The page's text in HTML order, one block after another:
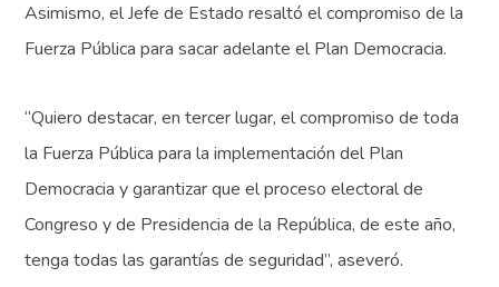
Asimismo, el Jefe de Estado resaltó el compromiso de la
Fuerza Pública para sacar adelante el Plan Democracia.
“Quiero destacar, en tercer lugar, el compromiso de toda
la Fuerza Pública para la implementación del Plan
Democracia y garantizar que el proceso electoral de
Congreso y de Presidencia de la República, de este año,
tenga todas las garantías de seguridad”, aseveró.